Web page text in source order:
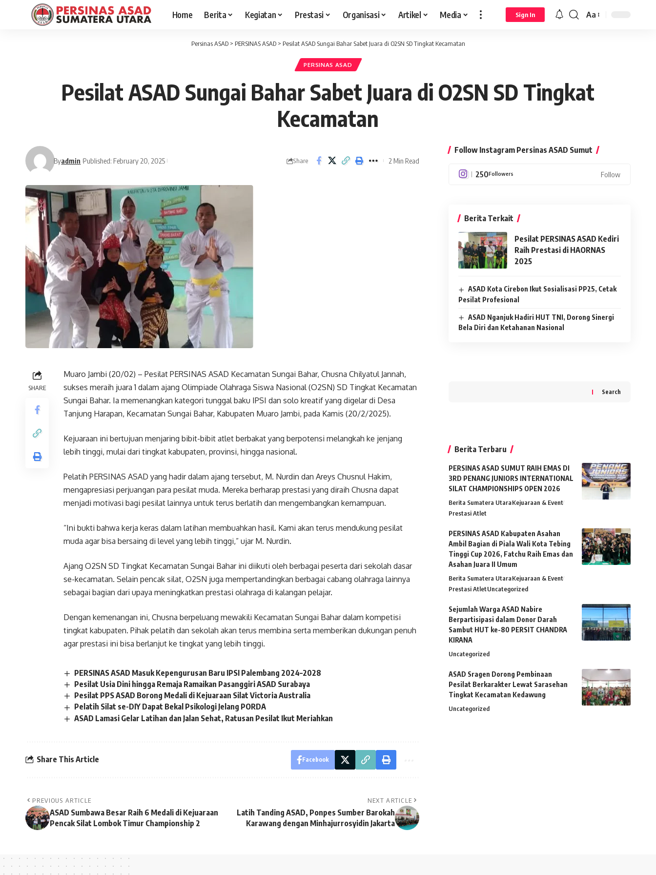
Home Berita Kegiatan Prestasi Organisasi Artikel Media Sign In
Font
Aa
Persinas ASAD> PERSINAS ASAD> Pesilat ASAD Sungai Bahar Sabet Juara di O2SN SD Tingkat Kecamatan
PERSINAS ASAD
Pesilat ASAD Sungai Bahar Sabet Juara di O2SN SD Tingkat
Kecamatan
Byadmin Published: February 20, 2025 Share 2 Min Read
SHARE
Muaro Jambi (20/02) – Pesilat PERSINAS ASAD Kecamatan Sungai Bahar, Chusna Chilyatul Jannah,
sukses meraih juara 1 dalam ajang Olimpiade Olahraga Siswa Nasional (O2SN) SD Tingkat Kecamatan
Sungai Bahar. Ia memenangkan kategori tunggal baku IPSI dan solo kreatif yang digelar di Desa
Tanjung Harapan, Kecamatan Sungai Bahar, Kabupaten Muaro Jambi, pada Kamis (20/2/2025).
Kejuaraan ini bertujuan menjaring bibit-bibit atlet berbakat yang berpotensi melangkah ke jenjang
lebih tinggi, mulai dari tingkat kabupaten, provinsi, hingga nasional.
Pelatih PERSINAS ASAD yang hadir dalam ajang tersebut, M. Nurdin dan Areys Chusnul Hakim,
mengapresiasi perjuangan para pesilat muda. Mereka berharap prestasi yang diraih Chusna dapat
menjadi motivasi bagi pesilat lainnya untuk terus berlatih dan mengembangkan kemampuan.
“Ini bukti bahwa kerja keras dalam latihan membuahkan hasil. Kami akan terus mendukung pesilat
muda agar bisa bersaing di level yang lebih tinggi,” ujar M. Nurdin.
Ajang O2SN SD Tingkat Kecamatan Sungai Bahar ini diikuti oleh berbagai peserta dari sekolah dasar
se-kecamatan. Selain pencak silat, O2SN juga mempertandingkan berbagai cabang olahraga lainnya
sebagai bagian dari upaya meningkatkan prestasi olahraga di kalangan pelajar.
Dengan kemenangan ini, Chusna berpeluang mewakili Kecamatan Sungai Bahar dalam kompetisi
tingkat kabupaten. Pihak pelatih dan sekolah akan terus membina serta memberikan dukungan penuh
agar prestasi ini bisa berlanjut ke tingkat yang lebih tinggi.
PERSINAS ASAD Masuk Kepengurusan Baru IPSI Palembang 2024–2028
Pesilat Usia Dini hingga Remaja Ramaikan Pasanggiri ASAD Surabaya
Pesilat PPS ASAD Borong Medali di Kejuaraan Silat Victoria Australia
Pelatih Silat se-DIY Dapat Bekal Psikologi Jelang PORDA
ASAD Lamasi Gelar Latihan dan Jalan Sehat, Ratusan Pesilat Ikut Meriahkan
Share This Article Facebook
PREVIOUS ARTICLE
ASAD Sumbawa Besar Raih 6 Medali di Kejuaraan
Pencak Silat Lombok Timur Championship 2
NEXT ARTICLE
Latih Tanding ASAD, Ponpes Sumber Barokah
Karawang dengan Minhajurrosyidin Jakarta
Follow Instagram Persinas ASAD Sumut
250Followers Follow
Berita Terkait
Pesilat PERSINAS ASAD Kediri
Raih Prestasi di HAORNAS
2025
ASAD Kota Cirebon Ikut Sosialisasi PP25, Cetak
Pesilat Profesional
ASAD Nganjuk Hadiri HUT TNI, Dorong Sinergi
Bela Diri dan Ketahanan Nasional
Search
Berita Terbaru
PERSINAS ASAD SUMUT RAIH EMAS DI
3RD PENANG JUNIORS INTERNATIONAL
SILAT CHAMPIONSHIPS OPEN 2026
Berita Sumatera UtaraKejuaraan & Event
Prestasi Atlet
PERSINAS ASAD Kabupaten Asahan
Ambil Bagian di Piala Wali Kota Tebing
Tinggi Cup 2026, Fatchu Raih Emas dan
Asahan Juara II Umum
Berita Sumatera UtaraKejuaraan & Event
Prestasi AtletUncategorized
Sejumlah Warga ASAD Nabire
Berpartisipasi dalam Donor Darah
Sambut HUT ke-80 PERSIT CHANDRA
KIRANA
Uncategorized
ASAD Sragen Dorong Pembinaan
Pesilat Berkarakter Lewat Sarasehan
Tingkat Kecamatan Kedawung
Uncategorized